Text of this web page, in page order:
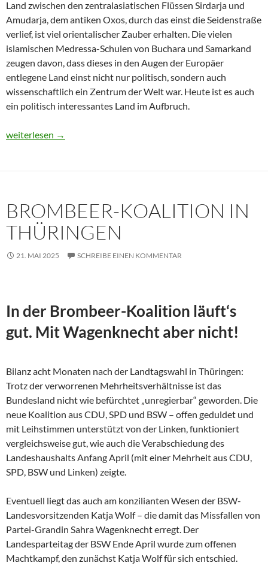
Land zwischen den zentralasiatischen Flüssen Sirdarja und
Amudarja, dem antiken Oxos, durch das einst die Seidenstraße
verlief, ist viel orientalischer Zauber erhalten. Die vielen
islamischen Medressa-Schulen von Buchara und Samarkand
zeugen davon, dass dieses in den Augen der Europäer
entlegene Land einst nicht nur politisch, sondern auch
wissenschaftlich ein Zentrum der Welt war. Heute ist es auch
ein politisch interessantes Land im Aufbruch.
Usbekistan 2025: Unterwegs in einem Land im Aufbruch
weiterlesen →
BROMBEER-KOALITION IN
THÜRINGEN
21. MAI 2025 SCHREIBE EINEN KOMMENTAR
In der Brombeer-Koalition läuft‘s
gut. Mit Wagenknecht aber nicht!
Bilanz acht Monaten nach der Landtagswahl in Thüringen:
Trotz der verworrenen Mehrheitsverhältnisse ist das
Bundesland nicht wie befürchtet „unregierbar“ geworden. Die
neue Koalition aus CDU, SPD und BSW – offen geduldet und
mit Leihstimmen unterstützt von der Linken, funktioniert
vergleichsweise gut, wie auch die Verabschiedung des
Landeshaushalts Anfang April (mit einer Mehrheit aus CDU,
SPD, BSW und Linken) zeigte.
Eventuell liegt das auch am konzilianten Wesen der BSW-
Landesvorsitzenden Katja Wolf – die damit das Missfallen von
Partei-Grandin Sahra Wagenknecht erregt. Der
Landesparteitag der BSW Ende April wurde zum offenen
Machtkampf, den zunächst Katja Wolf für sich entschied.